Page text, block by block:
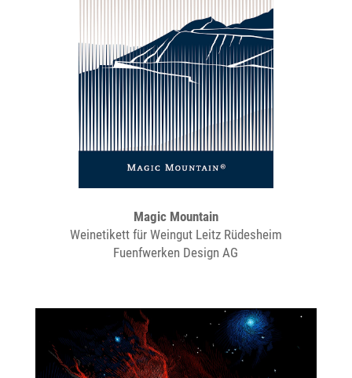
Magic Mountain
Weinetikett für Weingut Leitz Rüdesheim
Fuenfwerken Design AG